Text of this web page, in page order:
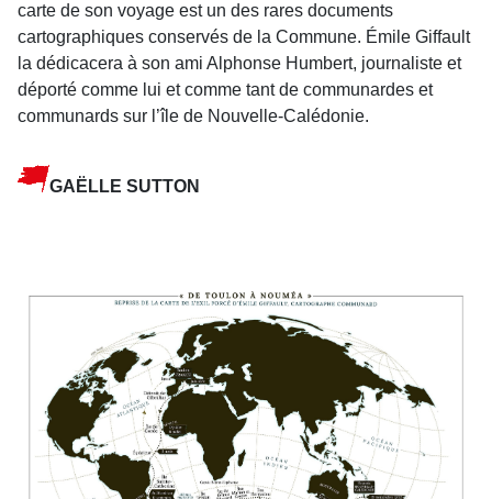
carte de son voyage est un des rares documents
cartographiques conservés de la Commune. Émile Giffault
la dédicacera à son ami Alphonse Humbert, journaliste et
déporté comme lui et comme tant de communardes et
commu­nards sur l’île de Nouvelle-Calédonie.
GAËLLE SUTTON